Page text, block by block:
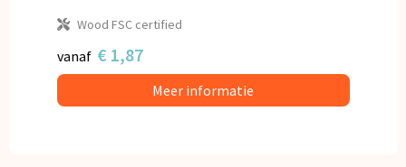
Wood FSC certified
vanaf € 1,87
Meer informatie